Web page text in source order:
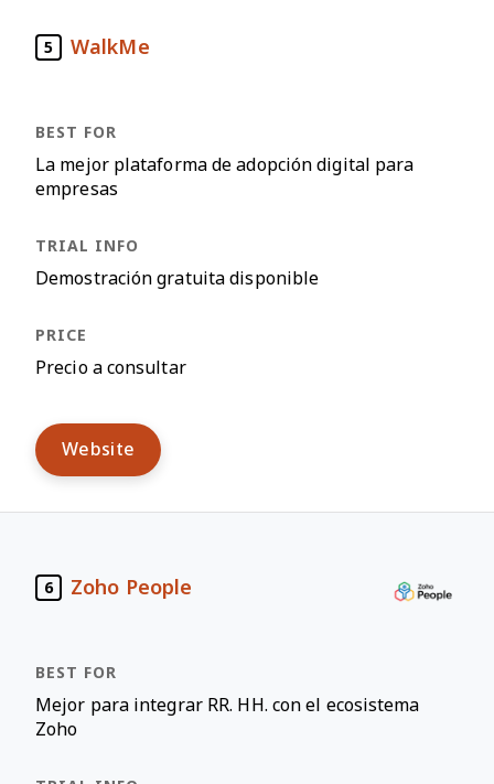
5 WalkMe
La mejor plataforma de adopción digital para
empresas
Demostración gratuita disponible
Precio a consultar
Website
6 Zoho People
Mejor para integrar RR. HH. con el ecosistema
Zoho